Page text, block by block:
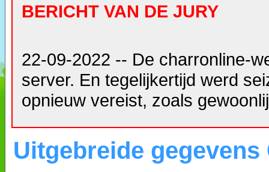
BERICHT VAN DE JURY
22-09-2022 -- De charronline-
server. En tegelijkertijd werd
opnieuw vereist, zoals
Uitgebreide